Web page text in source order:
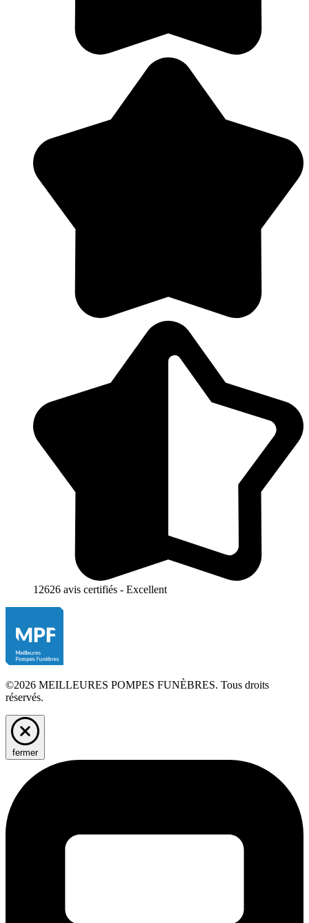
12626 avis certifiés - Excellent
©2026 MEILLEURES POMPES FUNÈBRES. Tous droits
réservés.
fermer